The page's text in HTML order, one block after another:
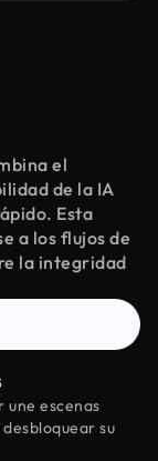
el
de la IA
Esta
a los flujos de
la integridad
escenas
su